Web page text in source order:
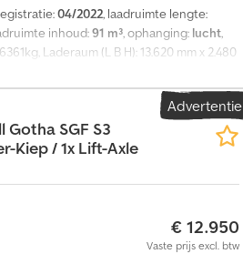
04/2022, laadruimte lengte:
inhoud:91 m³, ophanging: lucht,
Laderaum (L B H): 13.620 mm x 2.480
2. Achse: , 3. Achse: , Luftfederung,
Anschlußstecker 1x15 und 2x7 polig,
Fahrzeugangebot finden Sie
Ihnen individuelle
beraten Sie gerne. Dodpeziflbsfx
Advertentie
Gotha SGF S3
Kiep / 1x Lift-Axle
€ 12.950
Vaste prijs excl. btw